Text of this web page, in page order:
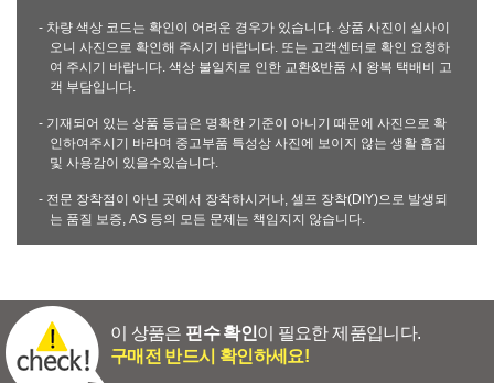
- 차량 색상 코드는 확인이 어려운 경우가 있습니다. 상품 사진이 실사이
오니 사진으로 확인해 주시기 바랍니다. 또는 고객센터로 확인 요청하
여 주시기 바랍니다. 색상 불일치로 인한 교환&반품 시 왕복 택배비 고
객 부담입니다.
- 기재되어 있는 상품 등급은 명확한 기준이 아니기 때문에 사진으로 확
인하여주시기 바라며 중고부품 특성상 사진에 보이지 않는 생활 흠집
및 사용감이 있을수있습니다.
- 전문 장착점이 아닌 곳에서 장착하시거나, 셀프 장착(DIY)으로 발생되
는 품질 보증, AS 등의 모든 문제는 책임지지 않습니다.
이 상품은 핀수 확인이 필요한 제품입니다.
구매전 반드시 확인하세요!